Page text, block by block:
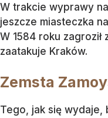
W trakcie wyprawy
jeszcze miasteczka
W 1584 roku
zaatakuje Kraków.
Zemsta
Tego, jak się wydaje,